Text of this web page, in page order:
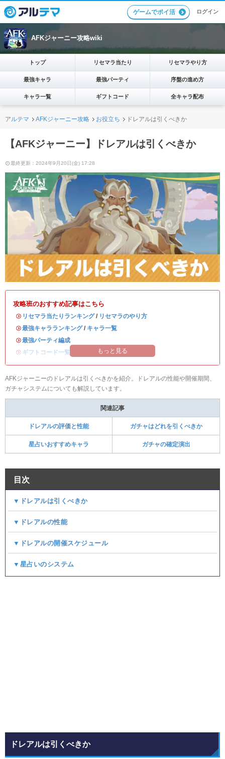
ゲームでポイ活 ログイン
AFKジャーニー攻略wiki
トップ リセマラ当たり リセマラやり方
最強キャラ 最強パーティ 序盤の進め方
キャラ一覧 ギフトコード 全キャラ配布
アルテマ AFKジャーニー攻略 お役立ち ドレアルは引くべきか
【AFKジャーニー】ドレアルは引くべきか
最終更新：2024年9月20日(金) 17:28
攻略班のおすすめ記事はこちら
・ リセマラ当たりランキング/ リセマラのやり方
・最強キャラランキング/ キャラ一覧
・最強パーティ編成
・ ギフトコード一覧｜最新版 もっと見る
AFKジャーニーのドレアルは引くべきかを紹介。ドレアルの性能や開催期間、
ガチャシステムについても解説しています。
関連記事
ドレアルの評価と性能 ガチャはどれを引くべきか
星占いおすすめキャラ ガチャの確定演出
目次
▼ドレアルは引くべきか
▼ドレアルの性能
▼ドレアルの開催スケジュール
▼星占いのシステム
ドレアルは引くべきか